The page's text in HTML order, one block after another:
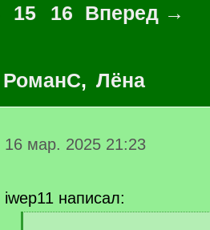
15 16 Вперед →
РоманС, Лёна
16 мар. 2025 21:23
iwep11 написал: